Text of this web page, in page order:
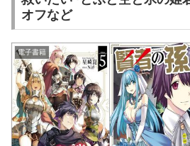
オフなど
電子書籍